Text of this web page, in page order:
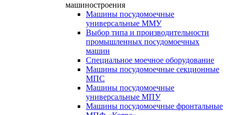
машиностроения
Машины посудомоечные
универсальные ММУ
Выбор типа и производительности
промышленных посудомоечных
машин
Специальное моечное оборудование
Машины посудомоечные секционные
МПС
Машины посудомоечные
универсальные МПУ
Машины посудомоечные фронтальные